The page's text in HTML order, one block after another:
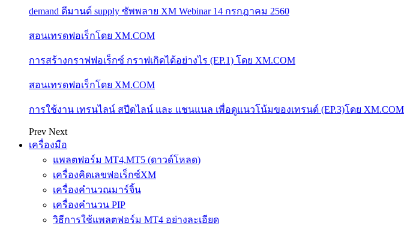
demand ดีมานด์ supply ซัพพลาย XM Webinar 14 กรกฎาคม 2560
สอนเทรดฟอเร็กโดย XM.COM
การสร้างกราฟฟอเร็กซ์ กราฟเกิดได้อย่างไร (EP.1) โดย XM.COM
สอนเทรดฟอเร็กโดย XM.COM
การใช้งาน เทรนไลน์ สปีดไลน์ และ แชนแนล เพื่อดูแนวโน้มของเทรนด์ (EP.3)โดย XM.COM
Prev Next
เครื่องมือ
แพลตฟอร์ม MT4,MT5 (ดาวด์โหลด)
เครื่องคิดเลขฟอเร็กซ์XM
เครื่องคำนวณมาร์จิ้น
เครื่องคำนวน PIP
วิธีการใช้แพลตฟอร์ม MT4 อย่างละเอียด